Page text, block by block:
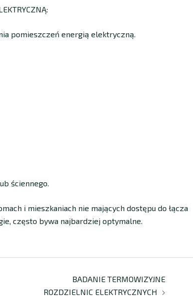
pomieszczeń energią elektryczną.
ściennego.
i mieszkaniach nie mających dostępu do łącza
często bywa najbardziej optymalne.
BADANIE TERMOWIZYJNE
ROZDZIELNIC ELEKTRYCZNYCH